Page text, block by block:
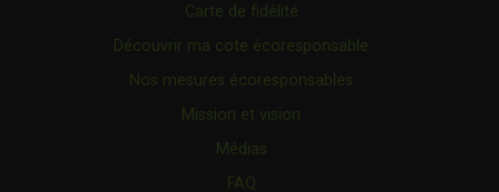
Carte de fidélité
Découvrir ma cote écoresponsable
Nos mesures écoresponsables
Mission et vision
Médias
FAQ